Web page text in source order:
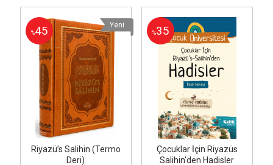
%45 Yeni
Riyazü’s Salihin (Termo
Deri)
%35
Çocuklar İçin Riyazüs
Salihin'den Hadisler